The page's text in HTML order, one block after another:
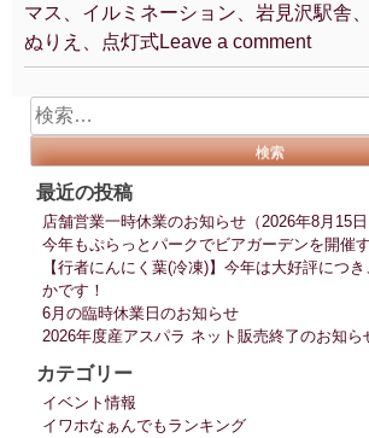
マス、イルミネーション、岩見沢駅舎
ぬりえ、点灯式Leave a comment
検
索:
最近の投稿
店舗営業一時休業のお知らせ（2026年8月15日
今年もぷらっとパークでビアガーデンを開催
【行者にんにく葉(冷凍)】今年は大好評につ
かです！
6月の臨時休業日のお知らせ
2026年度産アスパラ ネット販売終了のお知ら
カテゴリー
イベント情報
イワホなぁんでもランキング